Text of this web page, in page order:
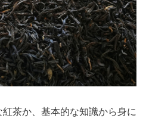
茶か、基本的な知識から身に